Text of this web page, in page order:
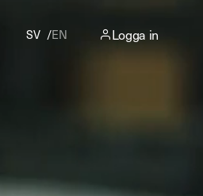
SV EN Logga in